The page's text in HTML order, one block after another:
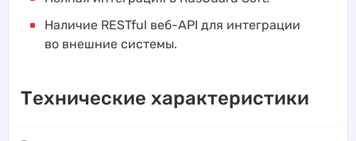
Наличие RESTful веб-API для интеграции
во внешние системы.
Технические характеристики